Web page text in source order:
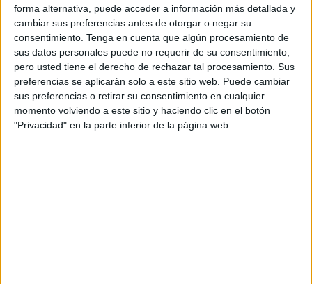
forma alternativa, puede acceder a información más detallada y
cambiar sus preferencias antes de otorgar o negar su
consentimiento. Tenga en cuenta que algún procesamiento de
sus datos personales puede no requerir de su consentimiento,
pero usted tiene el derecho de rechazar tal procesamiento. Sus
preferencias se aplicarán solo a este sitio web. Puede cambiar
sus preferencias o retirar su consentimiento en cualquier
momento volviendo a este sitio y haciendo clic en el botón
"Privacidad" en la parte inferior de la página web.
¿Qué puestos no repiten?
Tan solo en la zaga se han visto cambios en la últimas
jornadas. Ellateral derechoha visto ahí a Capa, Gonzalo
Almenara y Anuar Tuhami. Con la reciente baja del
Algecireño, parece que el chico de Ceuta se ha hecho con
el sitio, puesto que está repitiendo en ese lugar.